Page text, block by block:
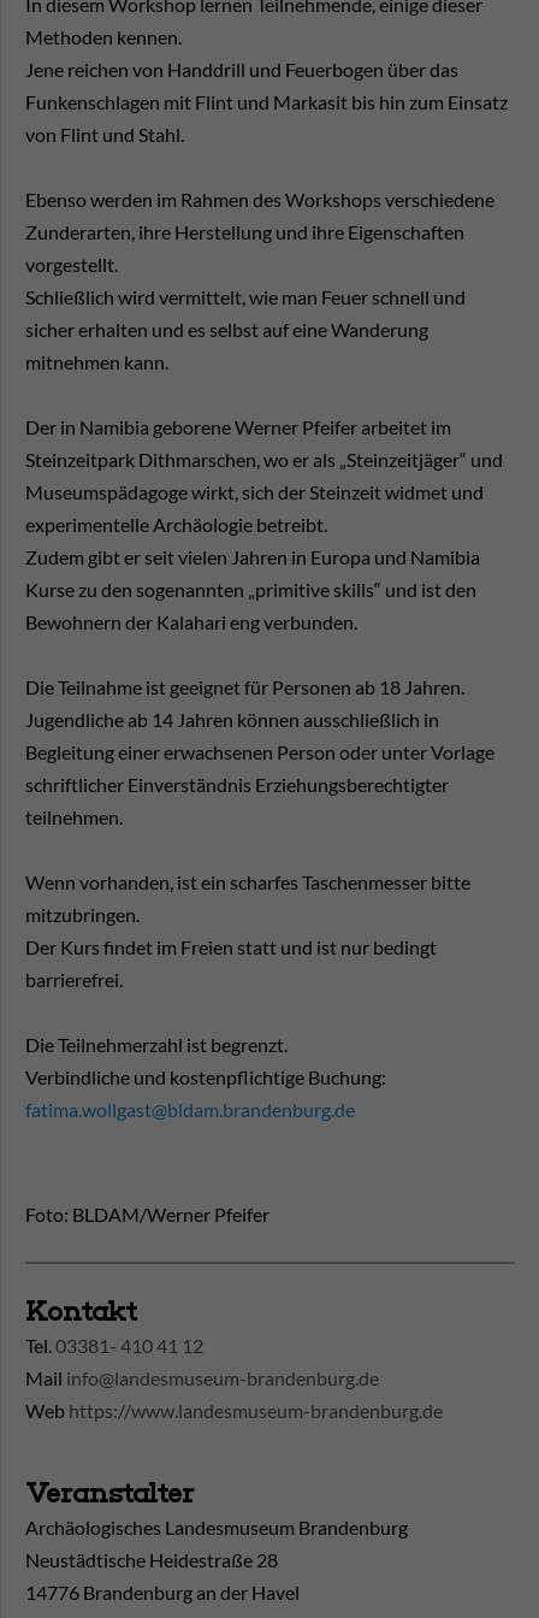
Methoden kennen.
Jene reichen von Handdrill und Feuerbogen über das
Funkenschlagen mit Flint und Markasit bis hin zum Einsatz
von Flint und Stahl.
Ebenso werden im Rahmen des Workshops verschiedene
Zunderarten, ihre Herstellung und ihre Eigenschaften
vorgestellt.
Schließlich wird vermittelt, wie man Feuer schnell und
sicher erhalten und es selbst auf eine Wanderung
mitnehmen kann.
Der in Namibia geborene Werner Pfeifer arbeitet im
Steinzeitpark Dithmarschen, wo er als „Steinzeitjäger“ und
Museumspädagoge wirkt, sich der Steinzeit widmet und
experimentelle Archäologie betreibt.
Zudem gibt er seit vielen Jahren in Europa und Namibia
Kurse zu den sogenannten „primitive skills“ und ist den
Bewohnern der Kalahari eng verbunden.
Die Teilnahme ist geeignet für Personen ab 18 Jahren.
Jugendliche ab 14 Jahren können ausschließlich in
Begleitung einer erwachsenen Person oder unter Vorlage
schriftlicher Einverständnis Erziehungsberechtigter
teilnehmen.
Wenn vorhanden, ist ein scharfes Taschenmesser bitte
mitzubringen.
Der Kurs findet im Freien statt und ist nur bedingt
barrierefrei.
Die Teilnehmerzahl ist begrenzt.
Verbindliche und kostenpflichtige Buchung:
fatima.wollgast@bldam.brandenburg.de
Foto: BLDAM/Werner Pfeifer
Kontakt
Tel.03381- 410 41 12
Mail info@landesmuseum-brandenburg.de
Web https://www.landesmuseum-brandenburg.de
Veranstalter
Archäologisches Landesmuseum Brandenburg
Neustädtische Heidestraße 28
14776 Brandenburg an der Havel